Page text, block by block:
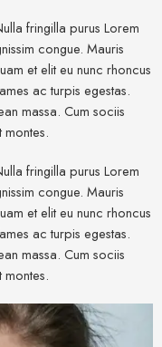
fringilla purus Lorem
congue. Mauris
et elit eu nunc rhoncus
ac turpis egestas.
massa. Cum sociis
fringilla purus Lorem
congue. Mauris
et elit eu nunc rhoncus
ac turpis egestas.
massa. Cum sociis